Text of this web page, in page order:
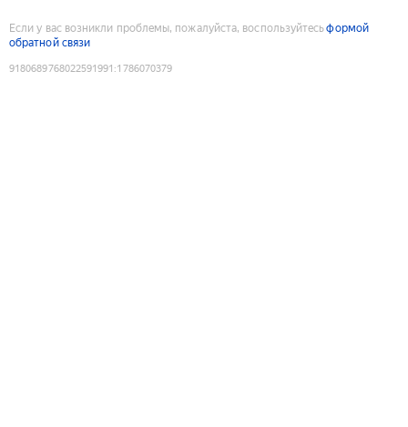
Если у вас возникли проблемы, пожалуйста, воспользуйтесьформой
обратной связи
9180689768022591991 :1786070379